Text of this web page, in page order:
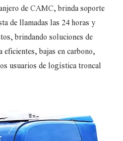
de CAMC, brinda soporte
de llamadas las 24 horas y
brindando soluciones de
bajas en carbono,
usuarios de logística troncal